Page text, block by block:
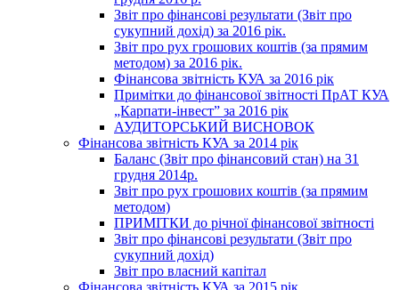
Звіт про фінансові результати (Звіт про
сукупний дохід) за 2016 рік.
Звіт про рух грошових коштів (за прямим
методом) за 2016 рік.
Фінансова звітність КУА за 2016 рік
Примітки до фінансової звітності ПрАТ КУА
„Карпати-інвест” за 2016 рік
АУДИТОРСЬКИЙ ВИСНОВОК
Фінансова звітність КУА за 2014 рік
Баланс (Звіт про фінансовий стан) на 31
грудня 2014р.
Звіт про рух грошових коштів (за прямим
методом)
ПРИМІТКИ до річної фінансової звітності
Звіт про фінансові результати (Звіт про
сукупний дохід)
Звіт про власний капітал
Фінансова звітність КУА за 2015 рік